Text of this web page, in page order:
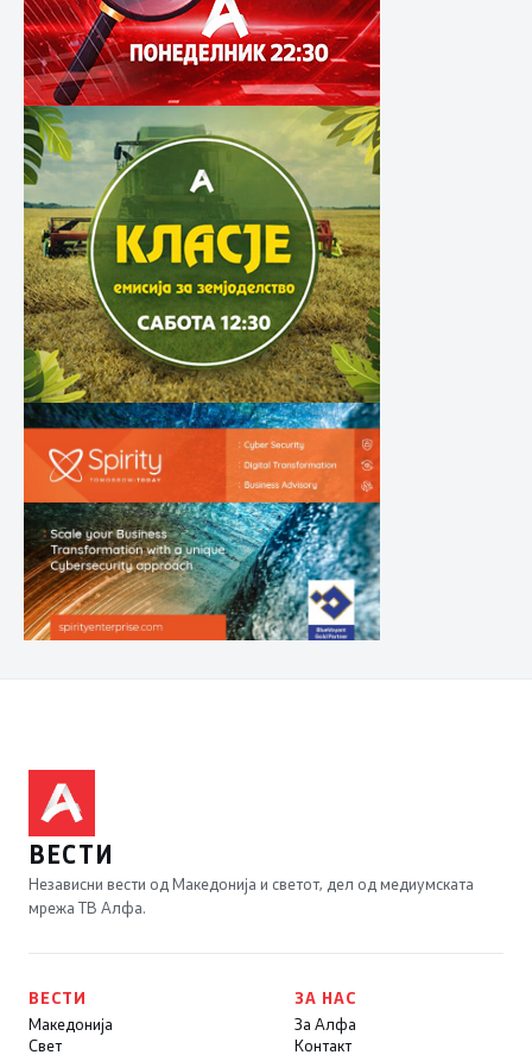
ВЕСТИ
Независни вести од Македонија и светот, дел од медиумската
мрежа ТВ Алфа.
ВЕСТИ
Македонија
Свет
ЗА НАС
За Алфа
Контакт